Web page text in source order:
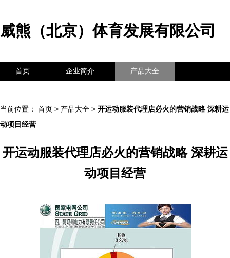
威熊（北京）体育发展有限公司
首页 企业简介 产品大全
当前位置： 首页 > 产品大全 > 开运动服装代理店必火的营销战略 深耕运
动项目经营
开运动服装代理店必火的营销战略 深耕运
动项目经营